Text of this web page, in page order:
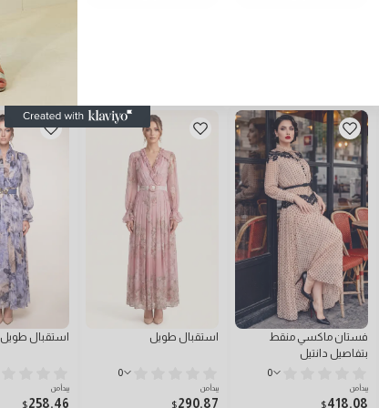
فستان ماكسي منقط
بتفاصيل دانتيل
0
يبدأ من
418.08
$
استقبال طويل
0
يبدأ من
290.87
$
استقبال طويل
يبدأ من
258.46
$